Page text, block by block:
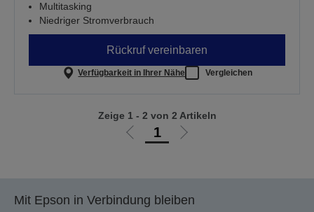
Multitasking
Niedriger Stromverbrauch
Rückruf vereinbaren
Verfügbarkeit in Ihrer Nähe Vergleichen
Zur 1
Zur
Zeige 1 - 2 von 2 Artikeln
Mit Epson in Verbindung bleiben